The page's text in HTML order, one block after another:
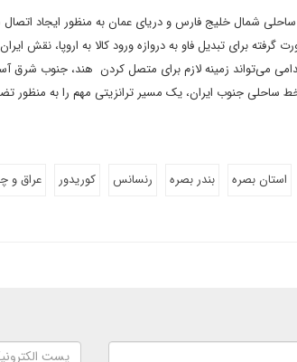
شمال خلیج فارس و دریای عمان به منظور ایجاد
برای تبدیل فاو به دروازه ورود کالا به اروپا، نقش
خط ساحلی جنوب ایران، یک مسیر ترانزیتی مهم را به منظور
استان بصره بندر بصره رنسانس کوریدور عراق و